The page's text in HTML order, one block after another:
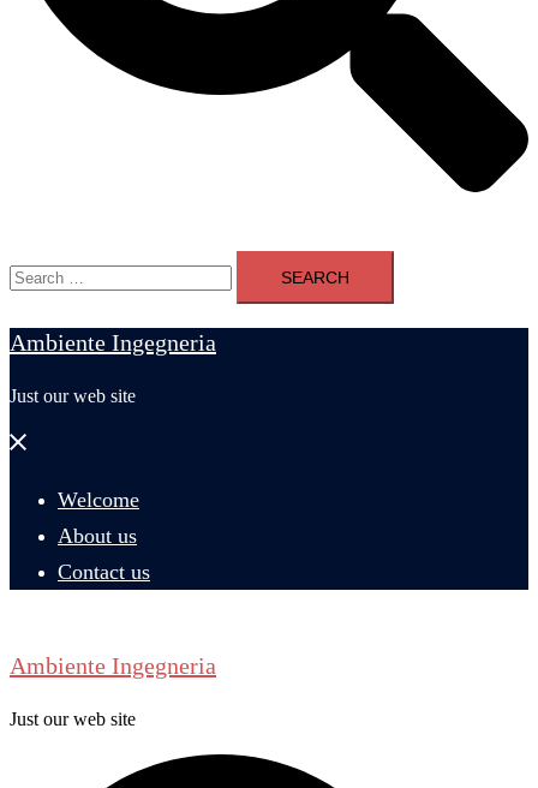
Search
for:
Ambiente Ingegneria
Just our web site
Close
Welcome
About us
Contact us
Ambiente Ingegneria
Just our web site